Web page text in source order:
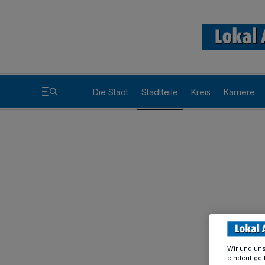
Die Stadt Stadtteile Kreis Karriere
Wir und
eindeutige